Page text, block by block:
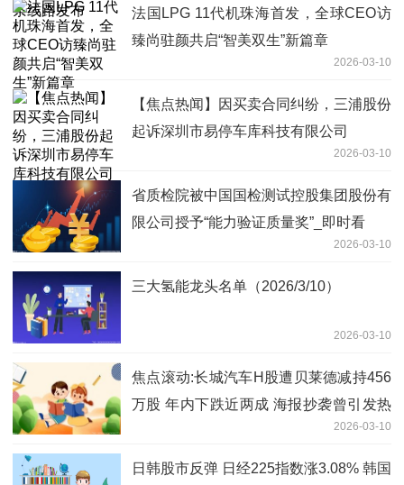
法国LPG 11代机珠海首发，全球CEO访
臻尚驻颜共启“智美双生”新篇章
2026-03-10
【焦点热闻】因买卖合同纠纷，三浦股份
起诉深圳市易停车库科技有限公司
2026-03-10
省质检院被中国国检测试控股集团股份有
限公司授予“能力验证质量奖”_即时看
2026-03-10
三大氢能龙头名单（2026/3/10）
2026-03-10
焦点滚动:长城汽车H股遭贝莱德减持456
万股 年内下跌近两成 海报抄袭曾引发热
2026-03-10
日韩股市反弹 日经225指数涨3.08% 韩国